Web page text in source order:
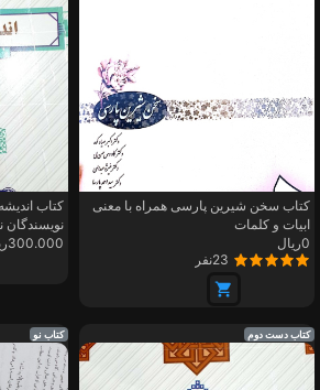
کتاب سخن شیرین پارسی همراه با معنی
ابیات و کلمات
0ریال
23نفر
300.000ریال
کتاب دست دوم کتاب نو